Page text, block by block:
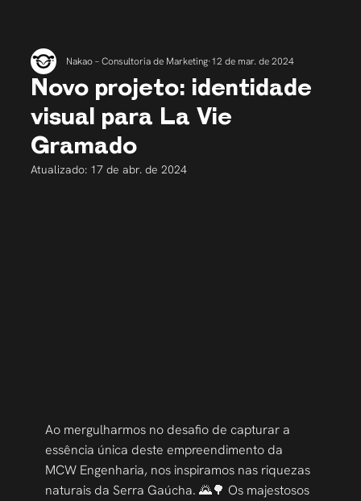
Novo projeto: identidade
visual para La Vie
Gramado
Nakao – Consultoria de Marketing 12 de mar. de 2024
Atualizado: 17 de abr. de 2024
Ao mergulharmos no desafio de capturar a
essência única deste empreendimento da
MCW Engenharia, nos inspiramos nas riquezas
naturais da Serra Gaúcha. 🌄🌳 Os majestosos